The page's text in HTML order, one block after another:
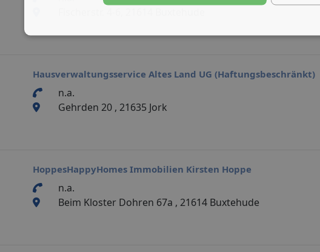
Hausverwaltungsservice Altes Land UG (Haftungsbeschränkt)
n.a.
Gehrden 20 , 21635 Jork
HoppesHappyHomes Immobilien Kirsten Hoppe
n.a.
Beim Kloster Dohren 67a , 21614 Buxtehude